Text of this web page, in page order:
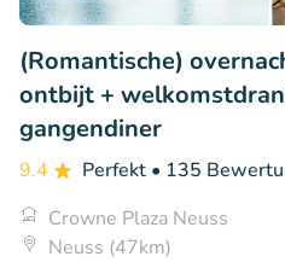
(Romantische)
ontbijt +
gangendiner
9.4 Perfekt • 135
Crowne Plaza Neuss
Neuss (47km)